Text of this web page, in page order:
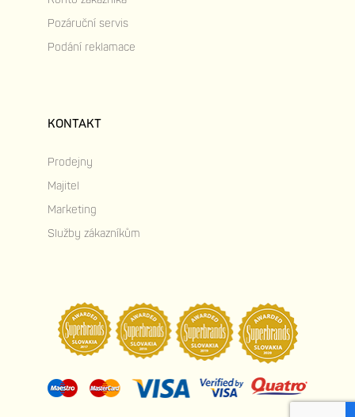
Pozáruční servis
Podání reklamace
KONTAKT
Prodejny
Majitel
Marketing
Služby zákazníkům